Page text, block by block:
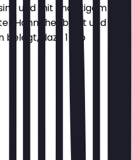
und mit knackigem
Hähnchenbrust und
dazu 1 Dip